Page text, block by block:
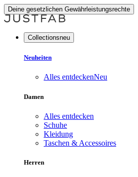
Deine gesetzlichen Gewährleistungsrechte
Collectionsneu
Neuheiten
Alles entdeckenNeu
Damen
Alles entdecken
Schuhe
Kleidung
Taschen & Accessoires
Herren